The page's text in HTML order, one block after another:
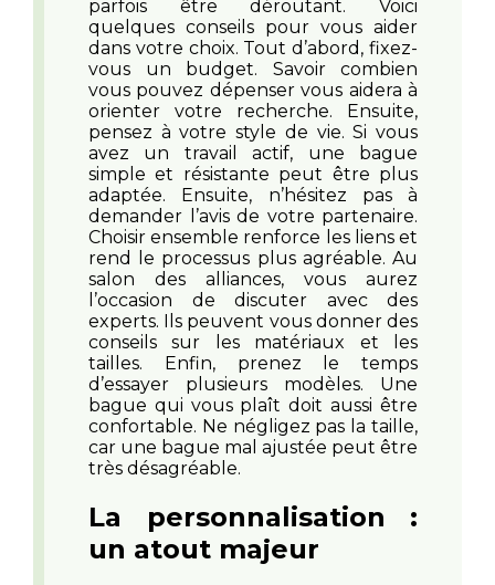
parfois être déroutant. Voici
quelques conseils pour vous aider
dans votre choix. Tout d’abord, fixez-
vous un budget. Savoir combien
vous pouvez dépenser vous aidera à
orienter votre recherche. Ensuite,
pensez à votre style de vie. Si vous
avez un travail actif, une bague
simple et résistante peut être plus
adaptée. Ensuite, n’hésitez pas à
demander l’avis de votre partenaire.
Choisir ensemble renforce les liens et
rend le processus plus agréable. Au
salon des alliances, vous aurez
l’occasion de discuter avec des
experts. Ils peuvent vous donner des
conseils sur les matériaux et les
tailles. Enfin, prenez le temps
d’essayer plusieurs modèles. Une
bague qui vous plaît doit aussi être
confortable. Ne négligez pas la taille,
car une bague mal ajustée peut être
très désagréable.
La personnalisation :
un atout majeur